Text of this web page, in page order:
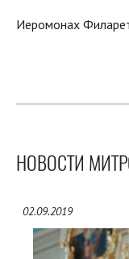
Иеромонах
НОВОСТИ
02.09.2019